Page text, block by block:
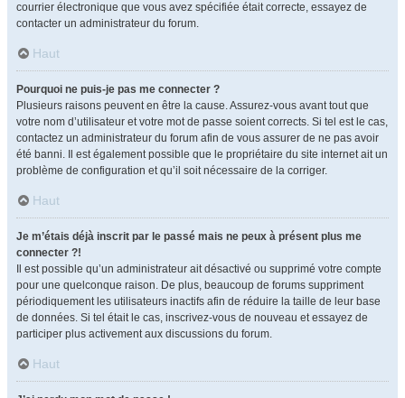
courrier électronique que vous avez spécifiée était correcte, essayez de
contacter un administrateur du forum.
Haut
Pourquoi ne puis-je pas me connecter ?
Plusieurs raisons peuvent en être la cause. Assurez-vous avant tout que
votre nom d’utilisateur et votre mot de passe soient corrects. Si tel est le cas,
contactez un administrateur du forum afin de vous assurer de ne pas avoir
été banni. Il est également possible que le propriétaire du site internet ait un
problème de configuration et qu’il soit nécessaire de la corriger.
Haut
Je m’étais déjà inscrit par le passé mais ne peux à présent plus me
connecter ?!
Il est possible qu’un administrateur ait désactivé ou supprimé votre compte
pour une quelconque raison. De plus, beaucoup de forums suppriment
périodiquement les utilisateurs inactifs afin de réduire la taille de leur base
de données. Si tel était le cas, inscrivez-vous de nouveau et essayez de
participer plus activement aux discussions du forum.
Haut